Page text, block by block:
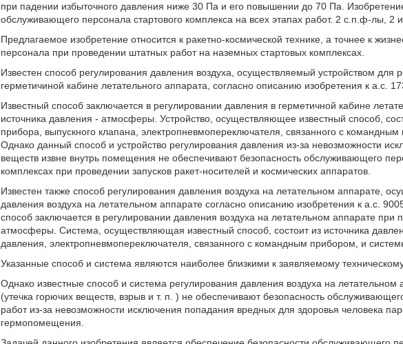
при падении избыточного давления ниже 30 Па и его повышении до 70 Па.
обслуживающего персонала стартового комплекса на всех этапах работ. 2 с.п.ф-лы, 2
Предлагаемое изобретение относится к ракетно-космической технике, а точнее к
персонала при проведении штатных работ на наземных стартовых комплексах.
Известен способ регулирования давления воздуха, осуществляемый устройством для
герметичиной кабине летательного аппарата, согласно описанию изобретения к а.с.
Известный способ заключается в регулировании давления в герметичной кабине
источника давления - атмосферы. Устройство, осуществляющее известный способ,
прибора, выпускного клапана, электропневмопереключателя, связанного с
Однако данный способ и устройство регулирования давления из-за невозможности
веществ извне внутрь помещения не обеспечивают безопасность обслуживающего
комплексах при проведении запусков ракет-носителей и космических аппаратов.
Известен также способ регулирования давления воздуха на летательном аппарате,
давления воздуха на летательном аппарате согласно описанию изобретения к а.с.
способ заключается в регулировании давления воздуха на летательном аппарате при
атмосферы. Система, осуществляющая известный способ, состоит из источника
давления, электропневмопереключателя, связанного с командным прибором, и
Указанные способ и система являются наиболее близкими к заявляемому
Однако известные способ и система регулирования давления воздуха на летательном
(утечка горючих веществ, взрыв и т. п. ) не обеспечивают безопасность
работ из-за невозможности исключения попадания вредных для здоровья человека
гермопомещения.